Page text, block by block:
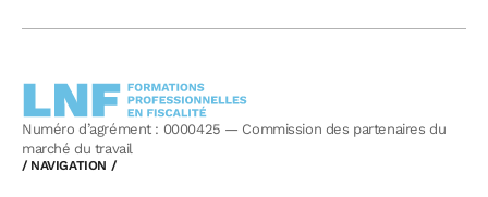
Numéro d’agrément : 0000425 — Commission des partenaires du
marché du travail
/ NAVIGATION /